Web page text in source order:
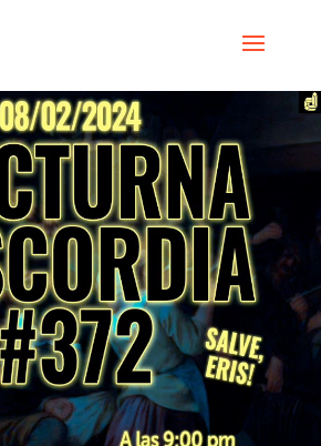
Nocturna Discordia #372